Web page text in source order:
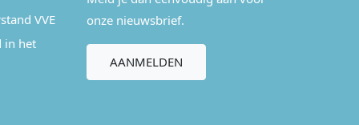
VVE
in het
onze nieuwsbrief.
AANMELDEN